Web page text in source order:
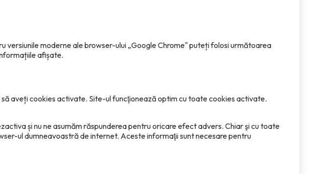
moderne ale browser-ului „Google Chrome" puteți folosi următoarea
afișate.
aveți cookies activate. Site-ul funcţionează optim cu toate cookies activate.
și nu ne asumăm răspunderea pentru oricare efect advers. Chiar şi cu toate
ul dumneavoastră de internet. Aceste informaţii sunt necesare pentru